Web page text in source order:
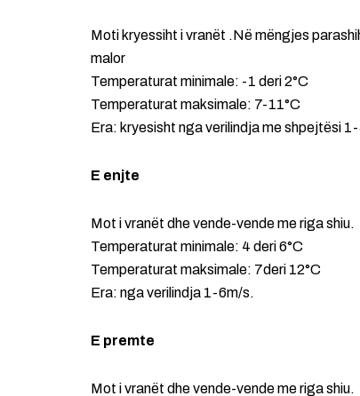
Moti kryessiht i vranët .Në mëngjes
malor
Temperaturat minimale: -1 deri 2°C
Temperaturat maksimale: 7-11°C
Era: kryesisht nga verilindja me shpejtësi
E enjte
Mot i vranët dhe vende-vende me riga shiu.
Temperaturat minimale: 4 deri 6°C
Temperaturat maksimale: 7deri 12°C
Era: nga verilindja 1-6m/s.
E premte
Mot i vranët dhe vende-vende me riga shiu.